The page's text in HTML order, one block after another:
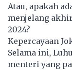
Atau, apakah
menjelang
2024?
Kepercayaan
Selama ini,
menteri yang